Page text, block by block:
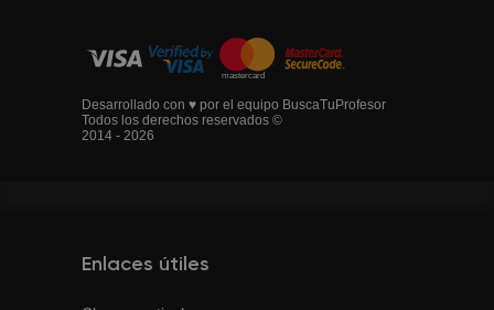
Desarrollado con ♥ por el equipo BuscaTuProfesor
Todos los derechos reservados ©
2014 - 2026
Enlaces útiles